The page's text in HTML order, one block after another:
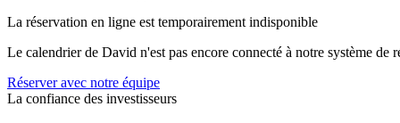
La réservation en ligne est temporairement indisponible
Le calendrier de David n'est pas encore connecté à notre système
Réserver avec notre équipe
La confiance des investisseurs